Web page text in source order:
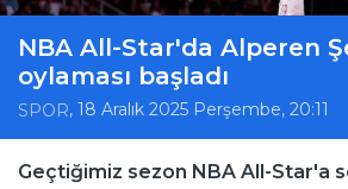
NBA All-Star'da Alperen
oylaması başladı
SPOR, 18 Aralık 2025 Perşembe, 20:11
Geçtiğimiz sezon NBA All-Star'a